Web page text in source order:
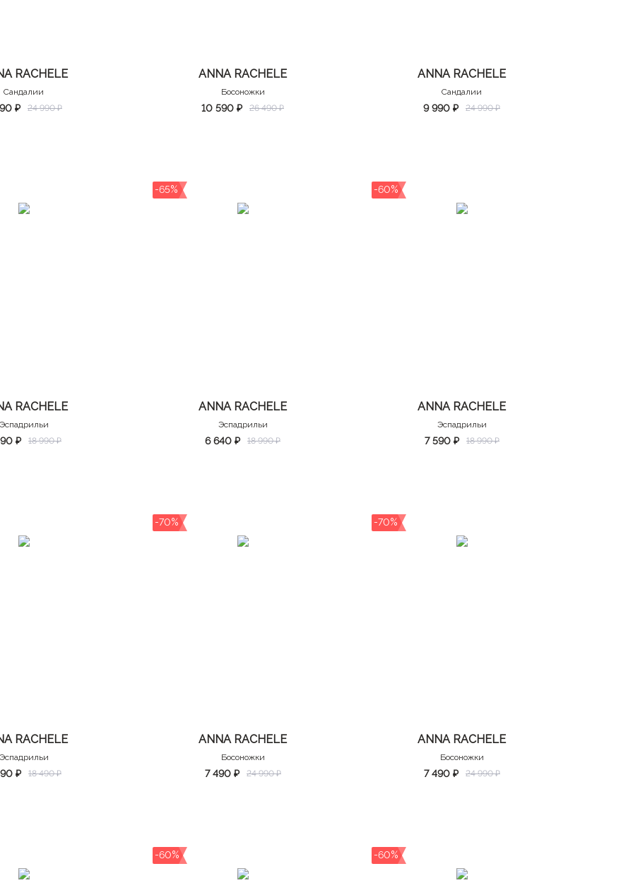
RACHELE
Сандалии
₽ 24 990 ₽
ANNA RACHELE
Босоножки
10 590 ₽ 26 490 ₽
ANNA RACHELE
Сандалии
9 990 ₽ 24 990 ₽
RACHELE
Эспадрильи
₽ 18 990 ₽
-65%
ANNA RACHELE
Эспадрильи
6 640 ₽ 18 990 ₽
-60%
ANNA RACHELE
Эспадрильи
7 590 ₽ 18 990 ₽
RACHELE
Эспадрильи
₽ 18 490 ₽
-70%
ANNA RACHELE
Босоножки
7 490 ₽ 24 990 ₽
-70%
ANNA RACHELE
Босоножки
7 490 ₽ 24 990 ₽
-60% -60%